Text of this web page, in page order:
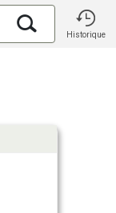
Historique